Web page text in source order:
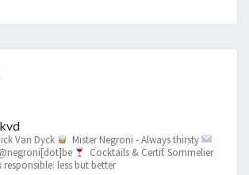
Van Dyck
Mister Negroni - Always thirsty
Cocktails & Certif. Sommelier
responsible: less but better